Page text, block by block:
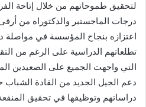
لتحقيق طموحاتهم من خلال إتاحة
درجات الماجستير والدكتوراه من
اعتزازه بنجاح المؤسسة في مواصلة
تطلعاتهم الدراسية على الرغم من
التي واجهت الجميع على الصعيدين
دعم الجيل الجديد من القادة الشباب
دراساتهم وتوظيفها في تحقيق